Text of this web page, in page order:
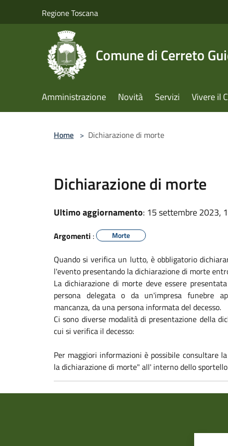
Regione Toscana
Comune di Cerreto
Amministrazione Novità Servizi Vivere il
Home > Dichiarazione di morte
Dichiarazione di morte
Ultimo aggiornamento: 15 settembre 2023,
Argomenti : Morte
Quando si verifica un lutto, è obbligatorio
l'evento presentando la dichiarazione di morte
La dichiarazione di morte deve essere
persona delegata o da un'impresa funebre
mancanza, da una persona informata del decesso.
Ci sono diverse modalità di presentazione della
cui si verifica il decesso:
Per maggiori informazioni è possibile consultare
la dichiarazione di morte" all' interno dello